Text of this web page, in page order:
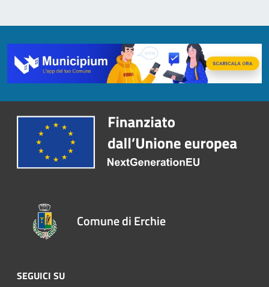
Comune di Erchie
SEGUICI SU